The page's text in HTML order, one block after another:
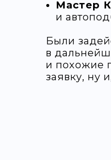
Мастер
и
Были
в
и похожие
заявку, ну